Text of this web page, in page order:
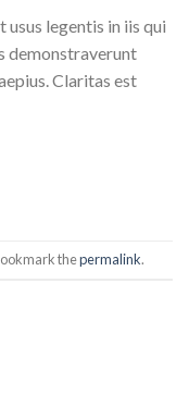
legentis in iis qui
demonstraverunt
Claritas est
thepermalink.